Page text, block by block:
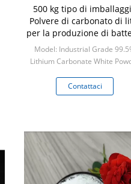
500 kg tipo di
Polvere di carbonato di
per la produzione di
Model: Industrial Grade
Lithium Carbonate White
Contattaci